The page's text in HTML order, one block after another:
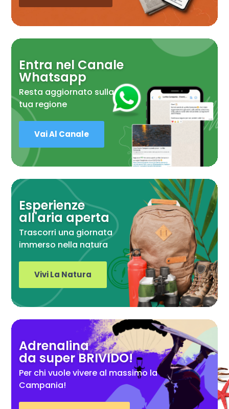
Entra nel Canale
Whatsapp
Resta aggiornato sulla
tua regione
Vai Al Canale
Esperienze
all'aria aperta
Trascorri una giornata
immerso nella natura
Vivi La Natura
Adrenalina
da super BRIVIDO!
Per chi vuole vivere al massimo la
Campania!